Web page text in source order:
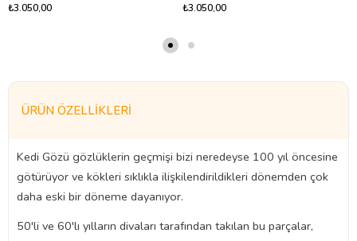
₺3.050,00
₺3.050,00
ÜRÜN ÖZELLIKLERI
Kedi Gözü gözlüklerin geçmişi bizi neredeyse 100 yıl öncesine
götürüyor ve kökleri sıklıkla ilişkilendirildikleri dönemden çok
daha eski bir döneme dayanıyor.
50'li ve 60'lı yılların divaları tarafından takılan bu parçalar,